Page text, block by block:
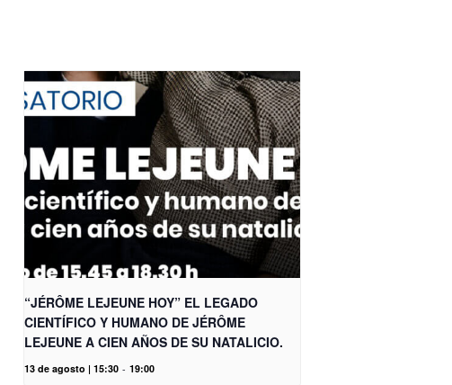
“JÉRÔME LEJEUNE HOY” EL LEGADO
CIENTÍFICO Y HUMANO DE JÉRÔME
LEJEUNE A CIEN AÑOS DE SU NATALICIO.
13 de agosto | 15:30 - 19:00